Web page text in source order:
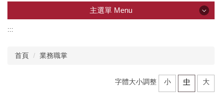
主選單 Menu
:::
首頁 業務職掌
字體大小調整 小 中 大